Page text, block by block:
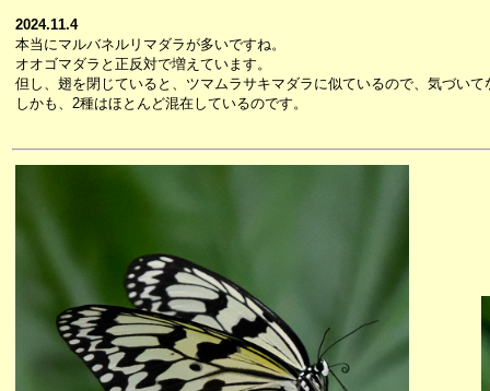
2024.11.4
本当にマルバネルリマダラが多いですね。
オオゴマダラと正反対で増えています。
但し、翅を閉じていると、ツマムラサキマダラに似ているので、気づい
しかも、2種はほとんど混在しているのです。